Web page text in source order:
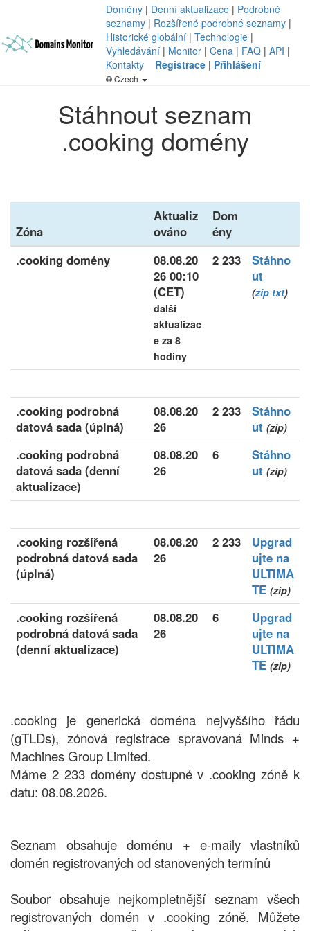
Domény | Denní aktualizace | Podrobné
seznamy | Rozšířené podrobné seznamy |
Historické globální | Technologie |
Vyhledávání | Monitor | Cena | FAQ | API |
Kontakty
Registrace | Přihlášení
Czech
Stáhnout seznam
.cooking domény
Zóna
Aktualiz
ováno
Dom
ény
.cooking domény
08.08.20
26 00:10
(CET)
další
aktualizac
e za 8
hodiny
2 233
Stáhno
ut
(zip txt)
.cooking podrobná
datová sada (úplná)
08.08.20
26
2 233
Stáhno
ut (zip)
.cooking podrobná
datová sada (denní
aktualizace)
08.08.20
26
6
Stáhno
ut (zip)
.cooking rozšířená
podrobná datová sada
(úplná)
08.08.20
26
2 233
Upgrad
ujte na
ULTIMA
TE (zip)
.cooking rozšířená
podrobná datová sada
(denní aktualizace)
08.08.20
26
6
Upgrad
ujte na
ULTIMA
TE (zip)
.cooking je generická doména nejvyššího řádu
(gTLDs), zónová registrace spravovaná Minds +
Machines Group Limited.
Máme 2 233 domény dostupné v .cooking zóně k
datu: 08.08.2026.
Seznam obsahuje doménu + e-maily vlastníků
domén registrovaných od stanovených termínů
Soubor obsahuje nejkompletnější seznam všech
registrovaných domén v .cooking zóně. Můžete